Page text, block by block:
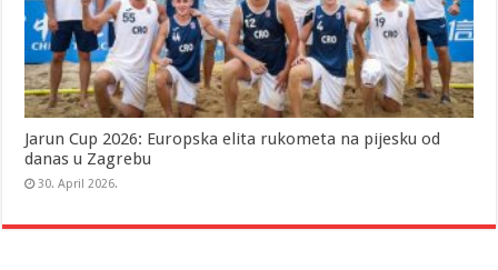
Jarun Cup 2026: Europska elita rukometa na pijesku od
danas u Zagrebu
30. April 2026.